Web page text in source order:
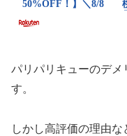
パリパリキューのデ
す。
しかし高評価の理由